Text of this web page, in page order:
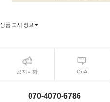
상품 고시 정보
공지사항 QnA
070-4070-6786